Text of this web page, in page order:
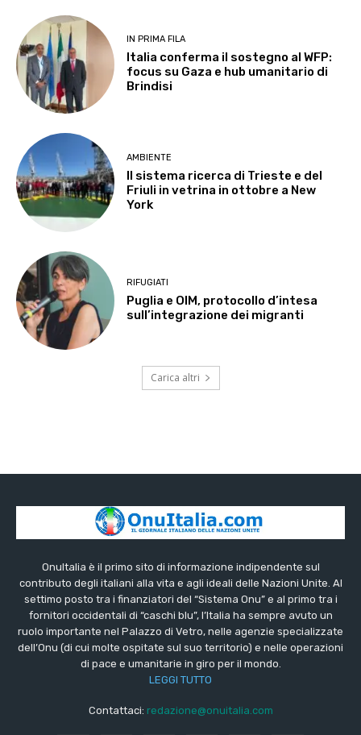
IN PRIMA FILA
Italia conferma il sostegno al WFP:
focus su Gaza e hub umanitario di
Brindisi
AMBIENTE
Il sistema ricerca di Trieste e del
Friuli in vetrina in ottobre a New
York
RIFUGIATI
Puglia e OIM, protocollo d’intesa
sull’integrazione dei migranti
Carica altri
OnuItalia è il primo sito di informazione indipendente sul
contributo degli italiani alla vita e agli ideali delle Nazioni Unite. Al
settimo posto tra i finanziatori del “Sistema Onu” e al primo tra i
fornitori occidentali di “caschi blu”, l’Italia ha sempre avuto un
ruolo importante nel Palazzo di Vetro, nelle agenzie specializzate
dell’Onu (di cui molte ospitate sul suo territorio) e nelle operazioni
di pace e umanitarie in giro per il mondo.
LEGGI TUTTO
Contattaci: redazione@onuitalia.com